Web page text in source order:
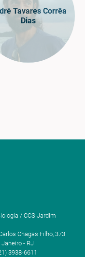
Tavares Corrêa
Dias
/ CCS Jardim
Chagas Filho, 373
- RJ
3938-6611